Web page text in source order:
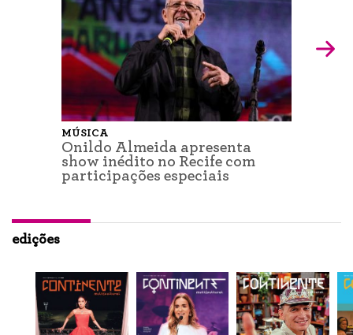
MÚSICA
Onildo Almeida apresenta
show inédito no Recife com
participações especiais
edições